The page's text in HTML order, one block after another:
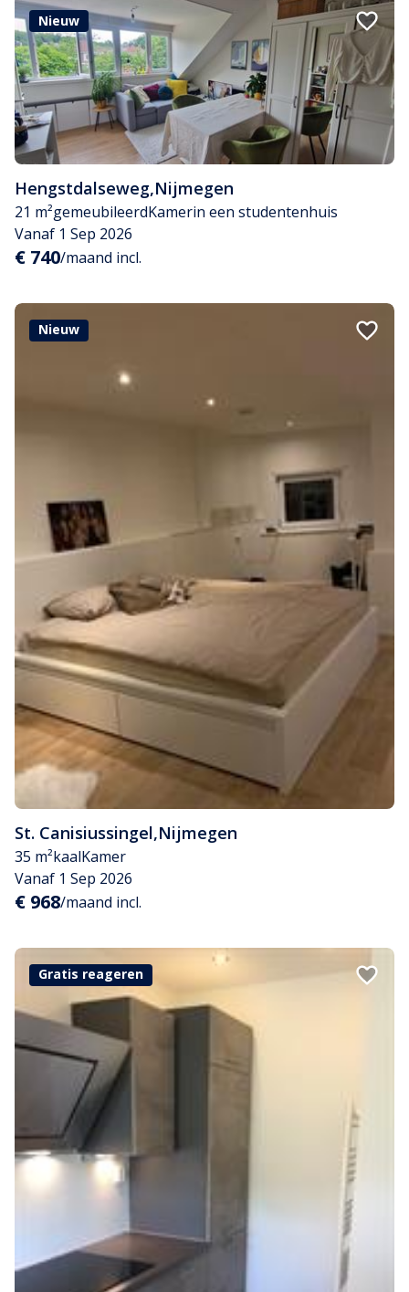
Nieuw
Hengstdalseweg,Nijmegen
21 m²gemeubileerdKamerin een studentenhuis
Vanaf 1 Sep 2026
€ 740/maand incl.
Nieuw
St. Canisiussingel,Nijmegen
35 m²kaalKamer
Vanaf 1 Sep 2026
€ 968/maand incl.
Gratis reageren